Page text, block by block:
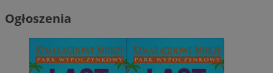
Ogłoszenia